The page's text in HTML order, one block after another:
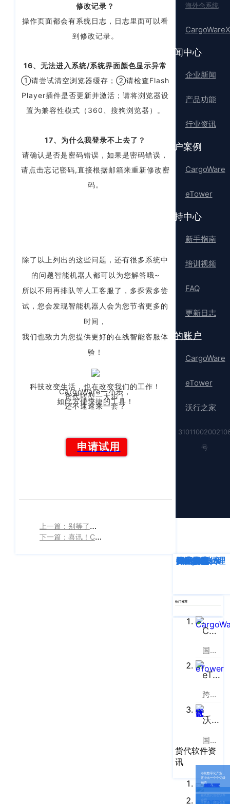
修改记录？
操作页面都会有系统日志，日志里面可以看
到修改记录。
16、无法进入系统/系统界面颜色显示异常
①请尝试清空浏览器缓存；②请检查Flash
Player插件是否更新并激活；请将浏览器设
置为兼容性模式（360、搜狗浏览器）。
17、为什么我登录不上去了？
请确认是否是密码错误，如果是密码错误，
请点击忘记密码,直接根据邮箱来重新修改密
码。
除了以上列出的这些问题，还有很多系统中
的问题智能机器人都可以为您解答哦~
所以不用再排队等人工客服了，多探索多尝
试，您会发现智能机器人会为您节省更多的
时间，
我们也致力为您提供更好的在线智能客服体
验！
科技改变生活，也在改变我们的工作！
CargoWare一小步，
货代转型一大步！
如此方便快捷的工具！
还不速速来一套？
申请试用
上一篇：别等了，双十二上港数据折扣“清单”来了！
下一篇：喜讯！CargoWare批量费用导入功能发布啦
深度解析
企业动态
行业资讯
eTower
CargoWare
跨境电商
国际货运代理
SaaS云技术
国际物流
热门推荐
CargoWare
国际货运代理软件云服务平台
eTower
跨境电商物流协同云服务平台
沃行之家
国际物流B2B电商平台
货代软件资
讯
港航数字化产业，
正冲出一个个亿级
融资
在线货代管理软件
介绍
向前走，就这么走
海外仓系统
CargoWareX
新闻中心
企业新闻
产品功能
行业资讯
客户案例
CargoWare
eTower
支持中心
新手指南
培训视频
FAQ
更新日志
我的账户
CargoWare
eTower
沃行之家
号